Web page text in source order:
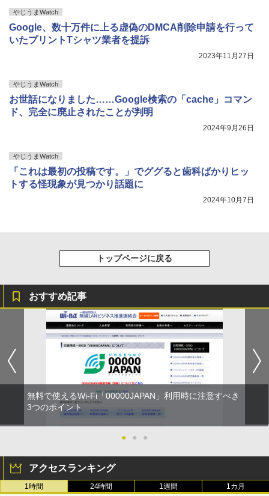
やじうまWatch
Google、数十万件に上る虚偽のDMCA削除申請を行って
いたプリントTシャツ業者を提訴
2023年11月27日
やじうまWatch
お世話になりました……Google検索の「cache」コマン
ド、完全に廃止されたことが判明
2024年9月26日
やじうまWatch
「これは最初の投稿です。」でググると歯科ばかりヒッ
トする怪現象が見つかり話題に
2024年10月7日
トップページに戻る
おすすめ記事
無料で使えるWi-Fi「00000JAPAN」利用時に注意すべき
3つのポイント
● ● ●
アクセスランキング
1時間 24時間 1週間 1カ月